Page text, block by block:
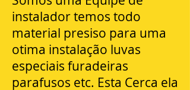
instalador temos todo
material presiso para uma
otima instalação luvas
especiais furadeiras
parafusos etc. Esta Cerca ela